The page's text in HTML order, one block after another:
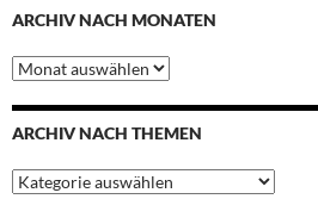
ARCHIV NACH MONATEN
Archiv
nach
Monaten
ARCHIV NACH THEMEN
Archiv